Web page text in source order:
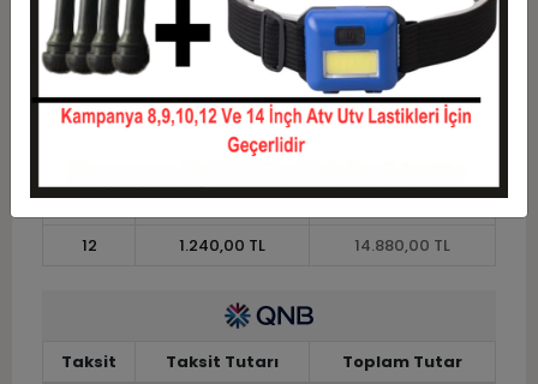
7
1.971,43 TL
13.800,00 TL
8
14.040,00 TL
9
1.586,67 TL
14.280,00 TL
1.452,00 TL
11
1.330,91 TL
14.640,00 TL
12
1.240,00 TL 14.880,00 TL
Taksit Taksit Tutarı
Toplam Tutar